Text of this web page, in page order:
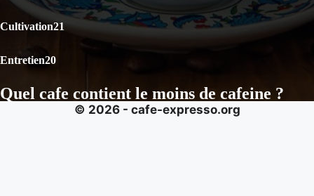
Quel cafe contient le moins de cafeine ?
Cultivation21
Entretien20
© 2026 - cafe-expresso.org